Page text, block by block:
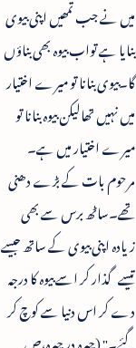
میں نے جب تمھیں اپنی بیوی
بنایا ہے تواب بیوہ بھی بناؤں
گا۔بیوی بنانا تو میرے اختیار
میں نہیں تھالیکن بیوہ بنانا تو
میرے اختیار میں ہے۔
مرحوم بات کے بڑے دھنی
تھے۔ساٹھ برس سے بھی
زیادہ اپنی بیوی کے ساتھ جیسے
تیسے گذار کر اسے بیوہ کا درجہ
دے کر اس دنیا سے کوچ کر
گئے۔" (چہرہ در چہرہ،ص